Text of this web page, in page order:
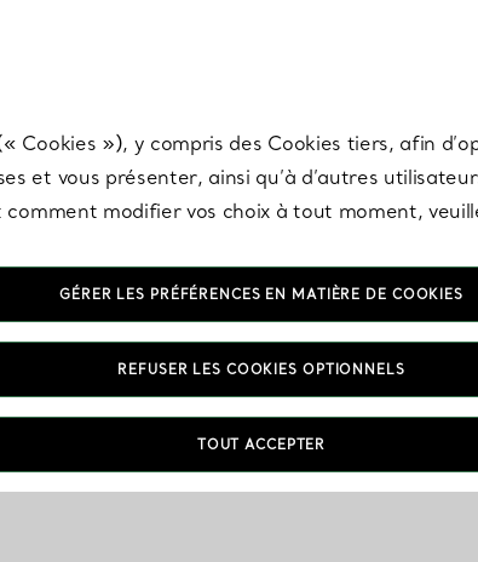
Livraisons & Retours
FAQ
Cookies »), y compris des Cookies tiers, afin
et vous présenter, ainsi qu’à d’autres
modifier vos choix à tout moment,
GÉRER LES PRÉFÉRENCES EN MATIÈRE DE COOKIES
REFUSER LES COOKIES OPTIONNELS
TOUT ACCEPTER